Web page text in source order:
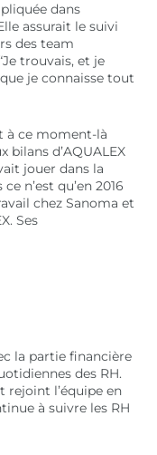
dans
assurait le suivi
des team
trouvais, et je
je connaisse tout
à ce moment-là
bilans d’AQUALEX
jouer dans la
n’est qu’en 2016
chez Sanoma et
Ses
la partie financière
des RH.
rejoint l’équipe en
à suivre les RH